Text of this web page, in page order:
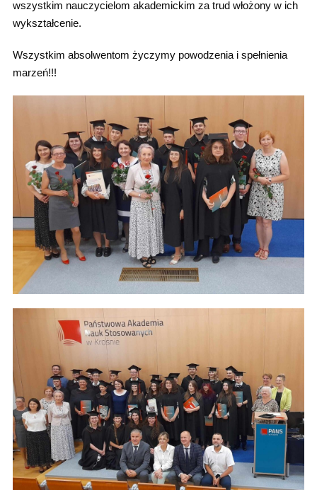
wszystkim nauczycielom akademickim za trud włożony w ich
wykształcenie.
Wszystkim absolwentom życzymy powodzenia i spełnienia
marzeń!!!